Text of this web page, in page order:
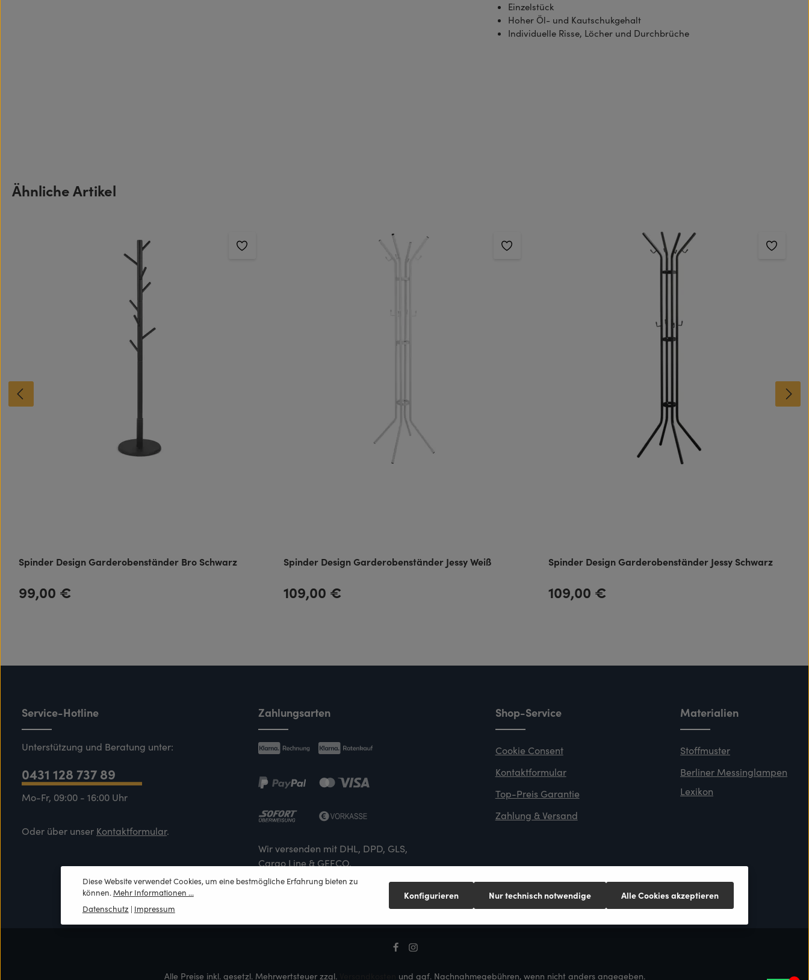
Einzelstück
Hoher Öl- und Kautschukgehalt
Individuelle Risse, Löcher und Durchbrüche
Produktgalerie überspringen
Ähnliche Artikel
Spinder Design Garderobenständer Bro Schwarz
Regulärer Preis:
99,00 €
Spinder Design Garderobenständer Jessy Weiß
Regulärer Preis:
109,00 €
Spinder Design Garderobenständer Jessy Schwarz
Regulärer Preis:
109,00 €
Service-Hotline
Unterstützung und Beratung unter:
0431 128 737 89
Mo-Fr, 09:00 - 16:00 Uhr
Oder über unser Kontaktformular.
Zahlungsarten
Wir versenden mit DHL, DPD, GLS,
Cargo Line & GEFCO.
Shop-Service
Cookie Consent
Kontaktformular
Top-Preis Garantie
Zahlung & Versand
Materialien
Stoffmuster
Berliner Messinglampen
Lexikon
Alle Preise inkl. gesetzl. Mehrwertsteuer zzgl. und ggf. Nachnahmegebühren, wenn nicht anders angegeben.
Diese Website verwendet Cookies, um eine bestmögliche Erfahrung bieten zu
können.Mehr Informationen ...
Datenschutz | Impressum
Nur technisch notwendige
Konfigurieren Alle Cookies akzeptieren